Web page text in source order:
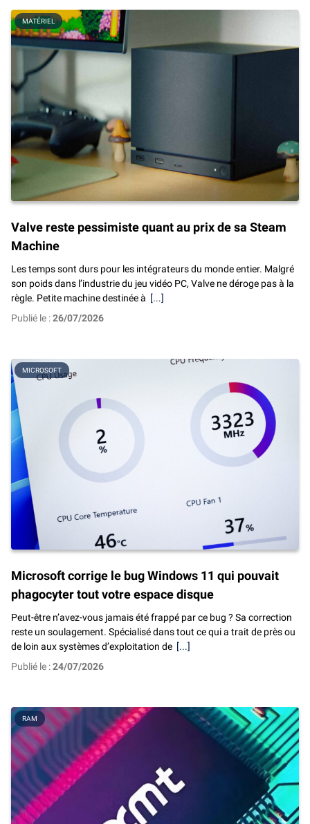
MATÉRIEL
Valve reste pessimiste quant au prix de sa Steam
Machine
Les temps sont durs pour les intégrateurs du monde entier. Malgré
son poids dans l’industrie du jeu vidéo PC, Valve ne déroge pas à la
règle. Petite machine destinée à [...]
Publié le :26/07/2026
MICROSOFT
Microsoft corrige le bug Windows 11 qui pouvait
phagocyter tout votre espace disque
Peut-être n’avez-vous jamais été frappé par ce bug ? Sa correction
reste un soulagement. Spécialisé dans tout ce qui a trait de près ou
de loin aux systèmes d’exploitation de [...]
Publié le :24/07/2026
RAM